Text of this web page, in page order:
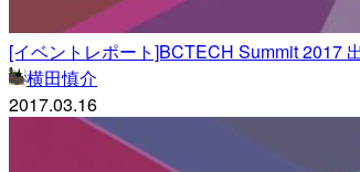
[イベントレポート]BCTECH Summit 2017
横田慎介
2017.03.16